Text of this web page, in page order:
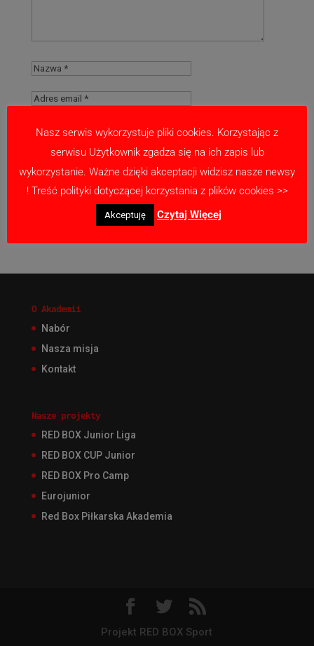
Zapamiętaj moje dane w tej przeglądarce
podczas pisania kolejnych komentarzy.
O Akademii
Nabór
Nasza misja
Kontakt
Nasze projekty
RED BOX Junior Liga
RED BOX CUP Junior
RED BOX Pro Camp
Eurojunior
Red Box Piłkarska Akademia
Projekt RED BOX Sport
Nasz serwis wykorzystuje pliki cookies. Korzystając z
serwisu Użytkownik zgadza się na ich zapis lub
wykorzystanie. Ważne dzięki akceptacji widzisz nasze newsy
! Treść polityki dotyczącej korzystania z plików cookies >>
Akceptuję Czytaj Więcej